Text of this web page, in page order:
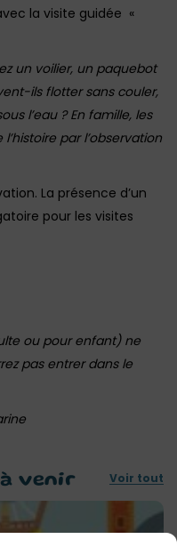
la visite guidée «
un voilier, un paquebot
ils flotter sans couler,
l’eau ? En famille, les
par l’observation
La présence d’un
pour les visites
ou pour enfant) ne
pas entrer dans le
à venir Voir tout